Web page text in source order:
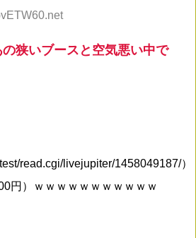
狭いブースと空気悪い中で
read.cgi/livejupiter/1458049187/）
円）ｗｗｗｗｗｗｗｗｗｗｗ